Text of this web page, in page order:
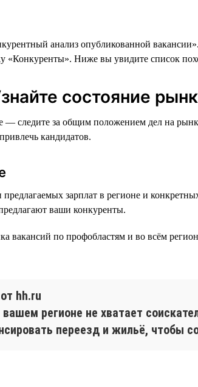
анализ опубликованной
«Конкуренты». Ниже вы увидите список
состояние
— следите за общим положением дел на
кандидатов.
зарплат в регионе и
ваши конкуренты.
вакансий по профобластям и во всём
hh.ru
вашем регионе не хватает
переезд и жильё, чтобы